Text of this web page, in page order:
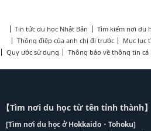
Tin tức du học Nhật Bản Tìm kiếm nơi du
Thông điệp của anh chị đi trước
Mục lục
Quy ước sử dụng
Thông báo về thông tin cá
【Tìm nơi du học từ tên tỉnh thành】
[Tìm nơi du học ở Hokkaido・Tohoku]